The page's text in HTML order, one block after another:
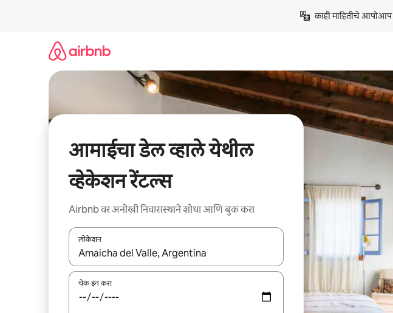
काही माहितीचे
आमाईचा डेल व्हाले येथील
व्हेकेशन रेंटल्स
Airbnb वर अनोखी निवासस्थाने शोधा आणि बुक करा
लोकेशन
जेव्हा परिणाम उपलब्ध असतील, तेव्हा वरच्या आणि खाली बाणांच्या किजसह नेव्हिगेट करा किंवा
चेक इन करा